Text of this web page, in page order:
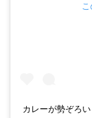
カレーが勢ぞろ